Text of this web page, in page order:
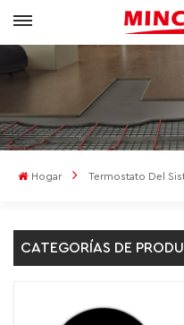
Hogar Termostato Del
CATEGORÍAS DE